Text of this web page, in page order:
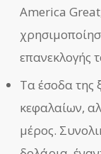
America
επανεκλογής
Τα έσοδα
κεφαλαίων,
μέρος.